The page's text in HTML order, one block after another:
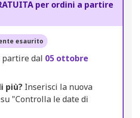
per ordini a partire
esaurito
partire dal 05 ottobre
più? Inserisci la nuova
"Controlla le date di